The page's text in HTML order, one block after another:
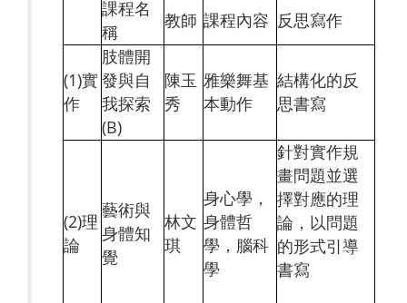
課程名
稱
教師 課程內容 反思寫作
(1)實
作
肢體開
發與自
我探索
(B)
陳玉
秀
雅樂舞基
本動作
結構化的反
思書寫
(2)理
論
藝術與
身體知
覺
林文
琪
身心學，
身體哲
學，腦科
學
針對實作規
畫問題並選
擇對應的理
論，以問題
的形式引導
書寫